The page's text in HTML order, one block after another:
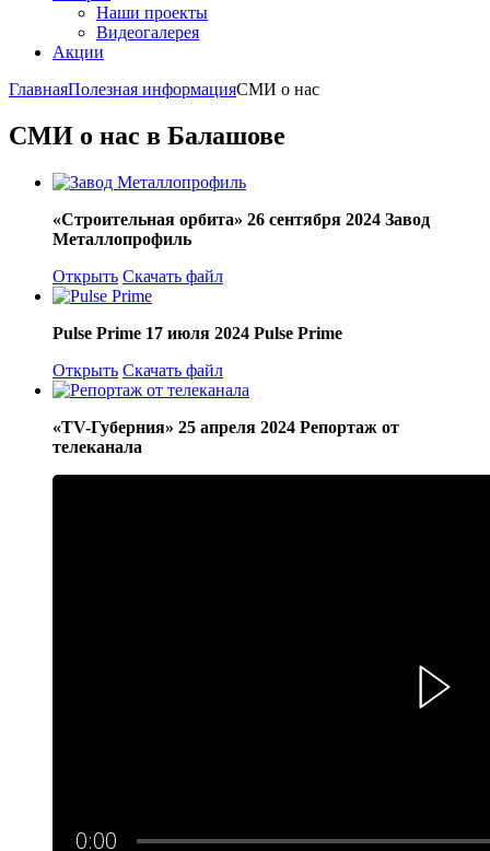
Наши проекты
Видеогалерея
Акции
ГлавнаяПолезная информацияСМИ о нас
СМИ о нас в Балашове
«Строительная орбита» 26 сентября 2024 Завод
Металлопрофиль
Открыть Скачать файл
Pulse Prime 17 июля 2024 Pulse Prime
Открыть Скачать файл
«TV-Губерния» 25 апреля 2024 Репортаж от
телеканала